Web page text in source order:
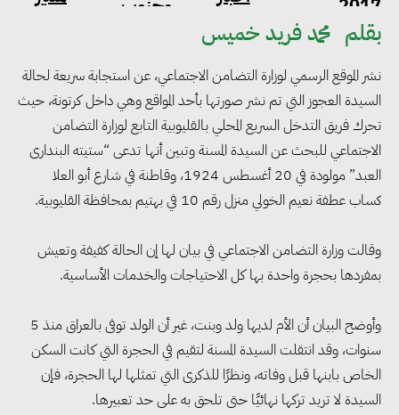
2017 وجنوب
بقلم محمد فريد خميس
نشر الموقع الرسمي لوزارة التضامن الاجتماعي، عن استجابة سريعة لحالة
السيدة العجوز التي تم نشر صورتها بأحد المواقع وهي داخل كرتونة، حيث
تحرك فريق التدخل السريع المحلي بالقليوبية التابع لوزارة التضامن
الاجتماعي للبحث عن السيدة المسنة وتبين أنها تدعى “ستيته البندارى
العبد” مولودة في 20 أغسطس 1924، وقاطنة في شارع أبو العلا
كساب عطفة نعيم الخولي منزل رقم 10 في بهتيم بمحافظة القليوبية.
وقالت وزارة التضامن الاجتماعي في بيان لها إن الحالة كفيفة وتعيش
بمفردها بحجرة واحدة بها كل الاحتياجات والخدمات الأساسية.
وأوضح البيان أن الأم لديها ولد وبنت، غير أن الولد توفى بالعراق منذ 5
سنوات، وقد انتقلت السيدة المسنة لتقيم في الحجرة التي كانت السكن
الخاص بابنها قبل وفاته، ونظرًا للذكرى التي تمثلها لها الحجرة، فإن
السيدة لا تريد تركها نهائيًا حتى تلحق به على حد تعبيرها.